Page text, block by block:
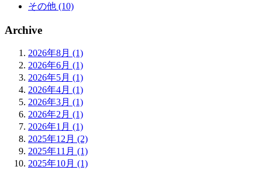
その他 (10)
Archive
2026年8月 (1)
2026年6月 (1)
2026年5月 (1)
2026年4月 (1)
2026年3月 (1)
2026年2月 (1)
2026年1月 (1)
2025年12月 (2)
2025年11月 (1)
2025年10月 (1)